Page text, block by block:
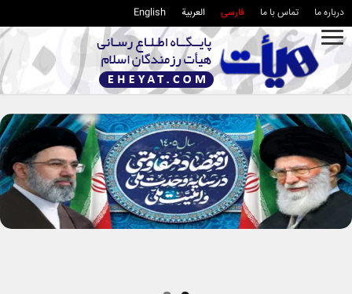
درباره ما تماس با ما فارسی العربية English